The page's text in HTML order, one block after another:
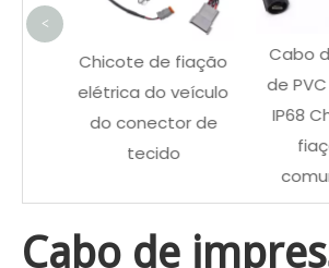
Chicote de fiação
elétrica do veículo
do conector de
tecido
Cabo
de PVC
IP68
<
Cabo de